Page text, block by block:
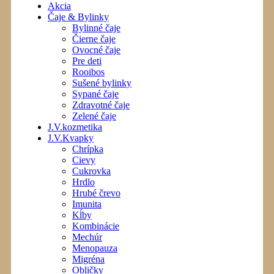
Akcia
Čaje & Bylinky
Bylinné čaje
Čierne čaje
Ovocné čaje
Pre deti
Rooibos
Sušené bylinky
Sypané čaje
Zdravotné čaje
Zelené čaje
J.V.kozmetika
J.V.Kvapky
Chrípka
Cievy
Cukrovka
Hrdlo
Hrubé črevo
Imunita
Kĺby
Kombinácie
Mechúr
Menopauza
Migréna
Obličky